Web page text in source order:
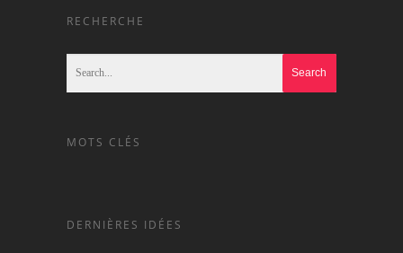
RECHERCHE
MOTS CLÉS
DERNIÈRES IDÉES